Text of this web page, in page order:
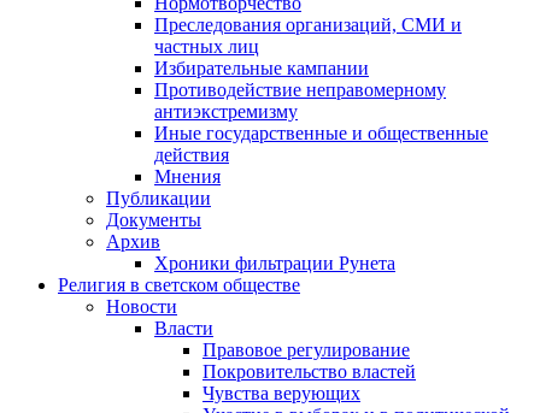
Преследования организаций, СМИ и
частных лиц
Избирательные кампании
Противодействие неправомерному
антиэкстремизму
Иные государственные и общественные
действия
Мнения
Публикации
Документы
Архив
Хроники фильтрации Рунета
Религия в светском обществе
Новости
Власти
Правовое регулирование
Покровительство властей
Чувства верующих